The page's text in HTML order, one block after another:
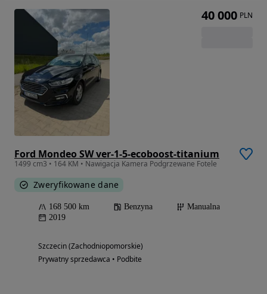
Ford Mondeo SW ver-1-5-ecoboost-titanium
1499 cm3 • 164 KM • Nawigacja Kamera Podgrzewane Fotele
Zweryfikowane dane
168 500 km Benzyna
Manualna
2019
Szczecin (Zachodniopomorskie)
Prywatny sprzedawca • Podbite
40 000 PLN